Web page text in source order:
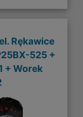
Rękawice
525 +
+ Worek